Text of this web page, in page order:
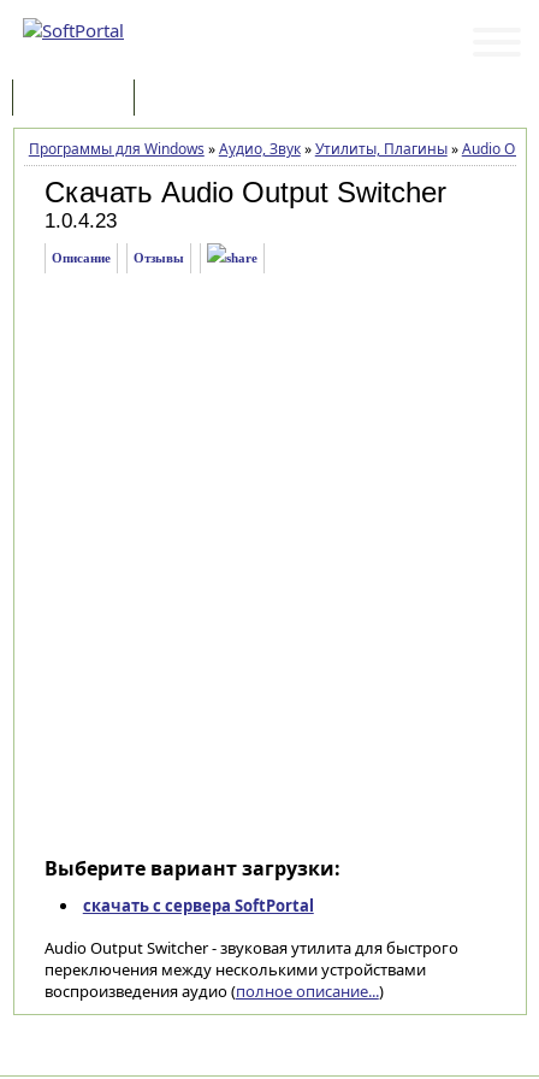
Программы для Windows »Аудио, Звук»Утилиты, Плагины»Audio
Скачать Audio Output Switcher
1.0.4.23
Описание Отзывы
Выберите вариант загрузки:
скачать с сервера SoftPortal
Audio Output Switcher - звуковая утилита для быстрого
переключения между несколькими устройствами
воспроизведения аудио (полное описание...)